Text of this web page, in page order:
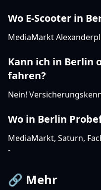
Wo E-Scooter in
MediaMarkt
Kann ich in Berlin
fahren?
Nein!
Wo in Berlin
MediaMarkt, Saturn,
-
🔗 Mehr